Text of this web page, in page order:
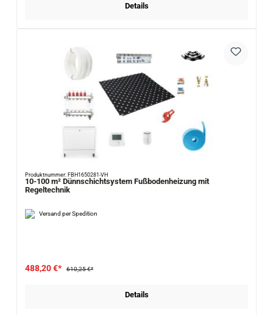
Details
Produktnummer: FBH1650281-VH
10-100 m² Dünnschichtsystem Fußbodenheizung mit
Regeltechnik
Versand per Spedition
488,20 €* 610,25 €*
Details